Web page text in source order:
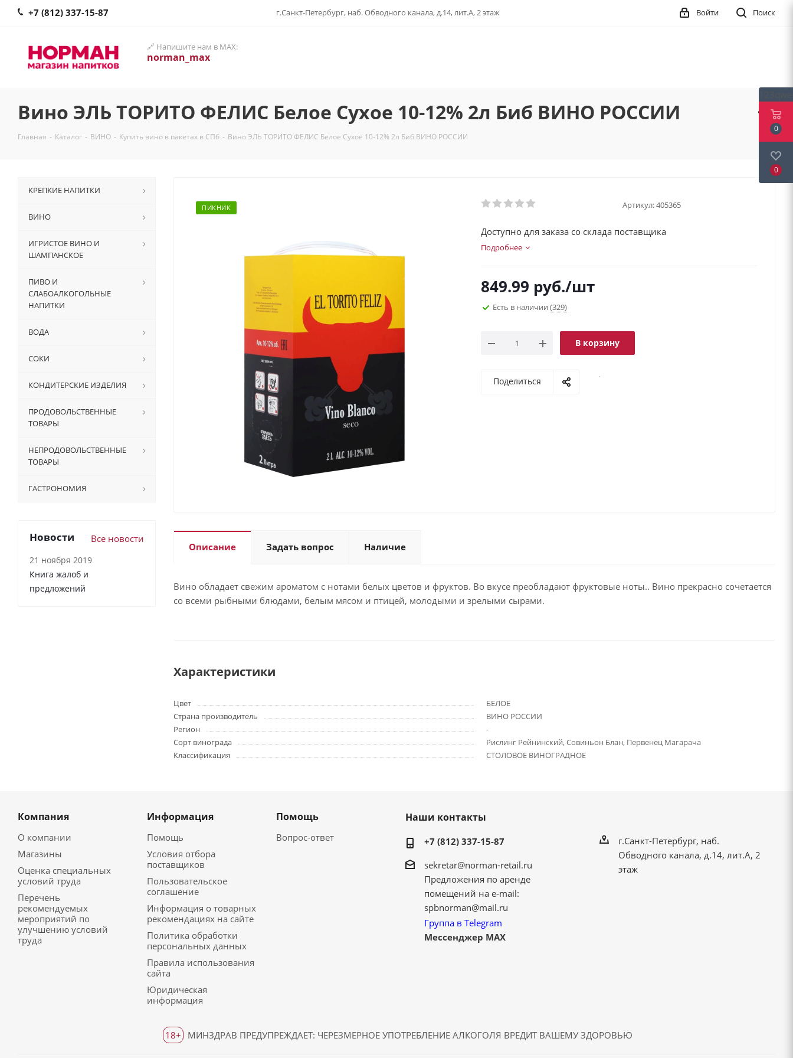
+7 (812) 337-15-87 г.Санкт-Петербург, наб. Обводного канала, д.14, лит.А, 2 этаж Поиск
Войти
🔗 Напишите нам в MAX:
norman_max
Вино ЭЛЬ ТОРИТО ФЕЛИС Белое Сухое 10-12% 2л Биб ВИНО РОССИИ
Главная - Каталог - ВИНО - Купить вино в пакетах в СПб - Вино ЭЛЬ ТОРИТО ФЕЛИС Белое Сухое 10-12% 2л Биб ВИНО РОССИИ
ПИКНИК Артикул:405365
Доступно для заказа со склада поставщика
Подробнее
849.99 руб./шт
Есть в наличии (329)
В корзину
Поделиться
.
Описание Задать вопрос Наличие
Вино обладает свежим ароматом с нотами белых цветов и фруктов. Во вкусе преобладают фруктовые ноты.. Вино прекрасно сочетается
со всеми рыбными блюдами, белым мясом и птицей, молодыми и зрелыми сырами.
Характеристики
Цвет
БЕЛОЕ
Страна производитель
ВИНО РОССИИ
Регион
-
Сорт винограда
Рислинг Рейнинский, Совиньон Блан, Первенец Магарача
Классификация
СТОЛОВОЕ ВИНОГРАДНОЕ
КРЕПКИЕ НАПИТКИ
ВИНО
ИГРИСТОЕ ВИНО И
ШАМПАНСКОЕ
ПИВО И
СЛАБОАЛКОГОЛЬНЫЕ
НАПИТКИ
ВОДА
СОКИ
КОНДИТЕРСКИЕ ИЗДЕЛИЯ
ПРОДОВОЛЬСТВЕННЫЕ
ТОВАРЫ
НЕПРОДОВОЛЬСТВЕННЫЕ
ТОВАРЫ
ГАСТРОНОМИЯ
Новости Все новости
21 ноября 2019
Книга жалоб и
предложений
Компания
О компании
Магазины
Оценка специальных
условий труда
Перечень
рекомендуемых
мероприятий по
улучшению условий
труда
Информация
Помощь
Условия отбора
поставщиков
Пользовательское
соглашение
Информация о товарных
рекомендациях на сайте
Политика обработки
персональных данных
Правила использования
сайта
Юридическая
информация
Помощь
Вопрос-ответ
Наши контакты
+7 (812) 337-15-87
sekretar@norman-retail.ru
Предложения по аренде
помещений на e-mail:
spbnorman@mail.ru
Группа в Telegram
Мессенджер MAX
г.Санкт-Петербург, наб.
Обводного канала, д.14, лит.А, 2
этаж
18+ МИНЗДРАВ ПРЕДУПРЕЖДАЕТ: ЧЕРЕЗМЕРНОЕ УПОТРЕБЛЕНИЕ АЛКОГОЛЯ ВРЕДИТ ВАШЕМУ ЗДОРОВЬЮ
0
0